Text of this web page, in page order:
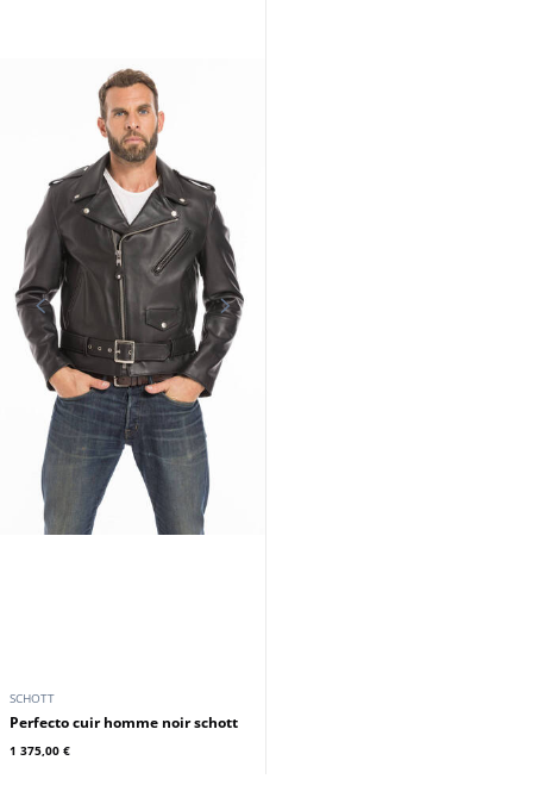
SCHOTT
Perfecto cuir homme noir schott
1 375,00 €